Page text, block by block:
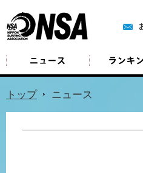
ニュース
トップ ニュース